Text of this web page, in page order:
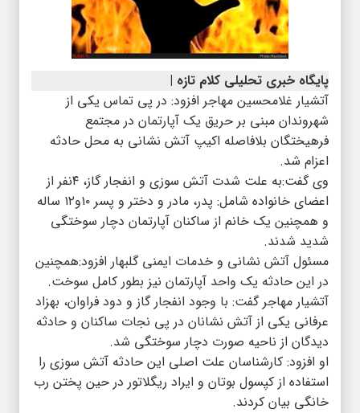
پایگاه خبری تحلیلی کلام تازه |
آتشیار غلامحسین مهاجر افزود: در پی تماس یکی از
شهروندان مبنی بر حریق یک آپارتمان در مجتمع
فرهیختگان بلافاصله اکیپ آتش نشانی به محل حادثه
اعزام شد.
وی گفت:به علت شدت آتش سوزی و انفجار گاز، ۴نفر از
اعضای خانواده شامل: پدر، مادر و دختر و پسر ۱۰و۱۲ ساله
و همچنین یک خانم از ساکنان آپارتمان دچار سوختگی
شدید شدند.
مسئول آتش نشانی و خدمات ایمنی گلبهار افزود:همچنین
در این حادثه یک واحد آپارتمان نیز بطور کامل سوخت.
آتشیار مهاجر گفت: با وجود انفجار گاز و دود فراوان، بهزاد
عرفانی یکی از آتش نشانان در پی نجات ساکنان و حادثه
دیدگان از ناحیه صورت دچار سوختگی شد.
او افزود: کارشناسان علت اصلی این حادثه آتش سوزی را
استفاده از کپسول بوتان و ایراد ریگلاتور در حین پختن رب
خانگی بیان کردند.